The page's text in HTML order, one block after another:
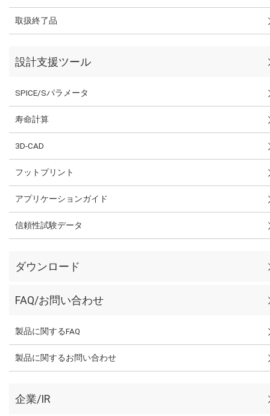
取扱終了品
設計支援ツール
SPICE/Sパラメータ
寿命計算
3D-CAD
フットプリント
アプリケーションガイド
信頼性試験データ
ダウンロード
FAQ/お問い合わせ
製品に関するFAQ
製品に関するお問い合わせ
企業/IR